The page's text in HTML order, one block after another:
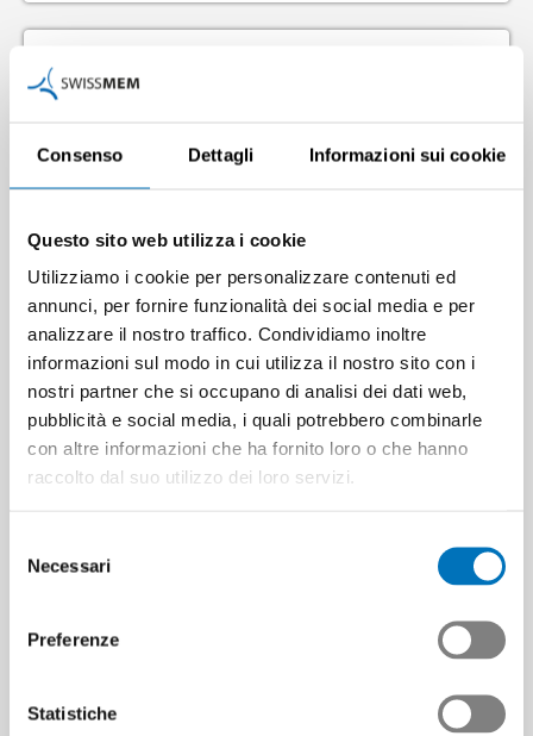
Consenso Dettagli Informazioni sui cookie
Questo sito web utilizza i cookie
Utilizziamo i cookie per personalizzare contenuti ed
annunci, per fornire funzionalità dei social media e per
analizzare il nostro traffico. Condividiamo inoltre
informazioni sul modo in cui utilizza il nostro sito con i
nostri partner che si occupano di analisi dei dati web,
pubblicità e social media, i quali potrebbero combinarle
con altre informazioni che ha fornito loro o che hanno
raccolto dal suo utilizzo dei loro servizi.
delNecessari
Preferenze
Statistiche